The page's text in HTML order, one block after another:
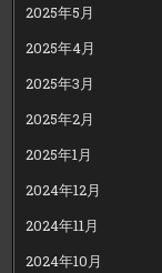
2025年5月
2025年4月
2025年3月
2025年2月
2025年1月
2024年12月
2024年11月
2024年10月